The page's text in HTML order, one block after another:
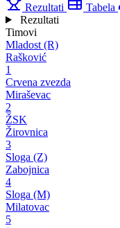
Rezultati Tabela
Rezultati
Timovi
Mladost (R)
Rašković
1
Crvena zvezda
Miraševac
2
ŽSK
Žirovnica
3
Sloga (Z)
Zabojnica
4
Sloga (M)
Milatovac
5